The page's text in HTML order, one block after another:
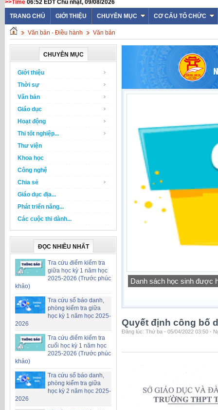
>>Time 06:52 EDT Chủ nhật, 09/08/2026
TRANG CHỦ GIỚI THIỆU CHUYÊN MỤC CƠ CẤU TỔ CHỨC
Văn bản - Điều hành Văn bản
CHUYÊN MỤC
Giới thiệu
Thời sự
Văn bản
Giáo dục
Hoạt động
Thi tốt nghiệp...
Thư viện
Khoa học
Công nghệ
Chia sẻ
Giáo dục địa...
Phát triển năng...
Các cuộc thi dành...
ĐỌC NHIỀU NHẤT
Tra cứu điểm kiểm tra
giữa học kỳ 1 năm học
2025-2026 (Trước phúc
khảo)
Tra cứu số báo danh,
phòng kiểm tra giữa
học kỳ 1 năm học 2025-
2026
Tra cứu điểm kiểm tra
cuối học kỳ 1 năm học
2025-2026 (Trước phúc
khảo)
Tra cứu số báo danh,
phòng kiểm tra giữa
học kỳ 2 năm học 2025-
2026
Công khai chỉ tiêu biên chế
Quyết định công bố
Đăng lúc: Thứ ba - 05/04/2022 03:50 -